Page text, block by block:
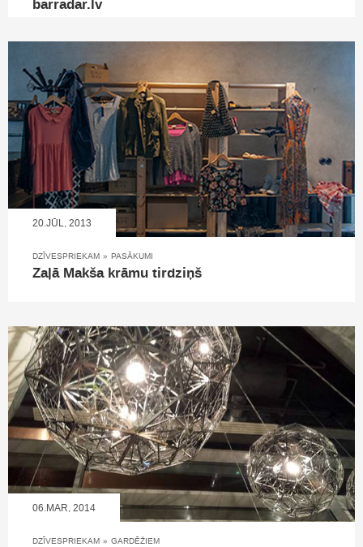
barradar.lv
20.JŪL, 2013
DZĪVESPRIEKAM » PASĀKUMI
Zaļā Makša krāmu tirdziņš
06.MAR, 2014
DZĪVESPRIEKAM » GARDĒŽIEM